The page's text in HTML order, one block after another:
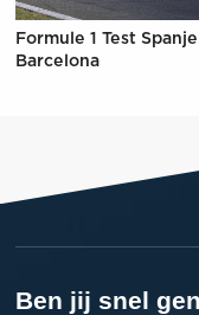
Formule 1 Test
Barcelona
Ben jij snel